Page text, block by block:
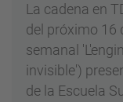
La cadena en
del próximo 16
semanal
invisible')
de la Escuela